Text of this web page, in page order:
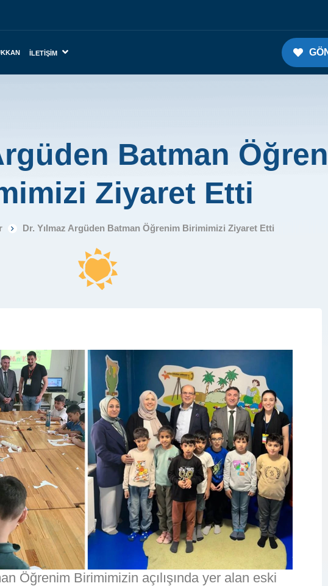
İLETIŞIM
Batman
Ziyaret Etti
Dr. Yılmaz Argüden Batman Öğrenim Birimimizi Ziyaret Etti
Öğrenim Birimimizin açılışında yer alan eski